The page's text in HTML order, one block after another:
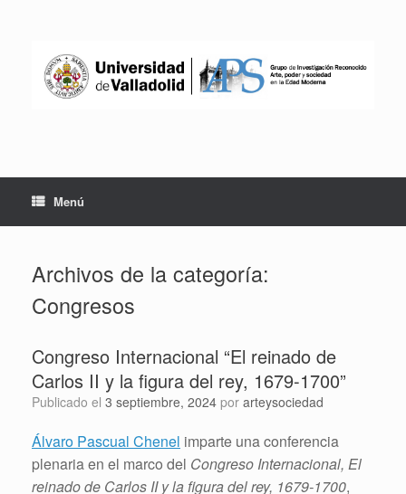
Menú
Archivos de la categoría:
Congresos
Congreso Internacional “El reinado de
Carlos II y la figura del rey, 1679-1700”
Publicado el 3 septiembre, 2024 por arteysociedad
Álvaro Pascual Chenel imparte una conferencia
plenaria en el marco del Congreso Internacional, El
reinado de Carlos II y la figura del rey, 1679-1700,